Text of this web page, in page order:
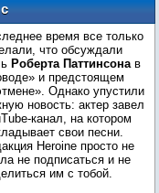
время все только
что обсуждали
Роберта Паттинсонав
и предстоящем
Однако упустили
новость: актер завел
канал, на котором
свои песни.
Heroine просто не
не подписаться и не
им с тобой.